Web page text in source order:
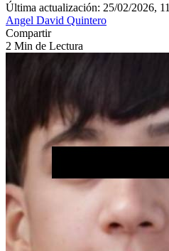
Última actualización: 25/02/2026, 11
Angel David Quintero
Compartir
2 Min de Lectura